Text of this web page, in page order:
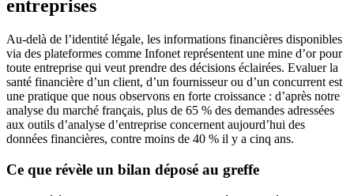
entreprises
Au-delà de l’identité légale, les informations financières disponibles
via des plateformes comme Infonet représentent une mine d’or pour
toute entreprise qui veut prendre des décisions éclairées. Evaluer la
santé financière d’un client, d’un fournisseur ou d’un concurrent est
une pratique que nous observons en forte croissance : d’après notre
analyse du marché français, plus de 65 % des demandes adressées
aux outils d’analyse d’entreprise concernent aujourd’hui des
données financières, contre moins de 40 % il y a cinq ans.
Ce que révèle un bilan déposé au greffe